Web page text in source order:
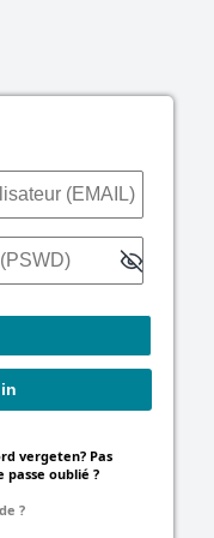
(EMAIL)
vergeten? Pas
passe oublié ?
?